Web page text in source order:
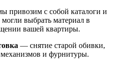
привозим с собой каталоги и
выбрать материал в
вашей квартиры.
— снятие старой обивки,
и фурнитуры.